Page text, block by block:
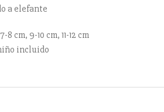
a elefante
cm, 9-10 cm, 11-12 cm
incluido